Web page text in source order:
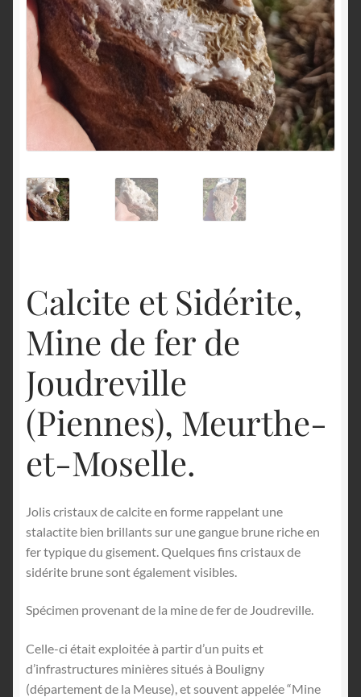
Calcite et Sidérite,
Mine de fer de
Joudreville
(Piennes), Meurthe-
et-Moselle.
Jolis cristaux de calcite en forme rappelant une
stalactite bien brillants sur une gangue brune riche en
fer typique du gisement. Quelques fins cristaux de
sidérite brune sont également visibles.
Spécimen provenant de la mine de fer de Joudreville.
Celle-ci était exploitée à partir d’un puits et
d’infrastructures minières situés à Bouligny
(département de la Meuse), et souvent appelée “Mine